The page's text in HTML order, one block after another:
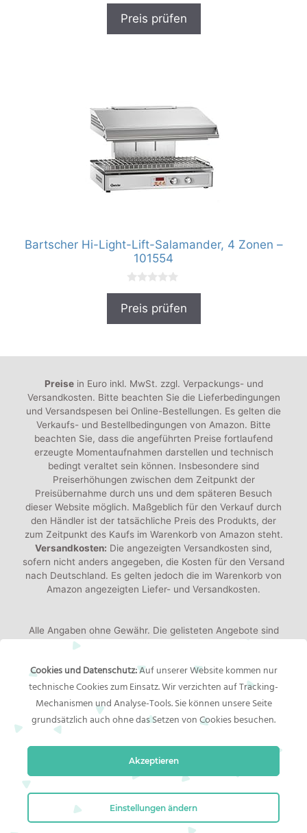
o
Preis prüfen
Bartscher Hi-Light-Lift-Salamander, 4 Zonen –
101554
0
o
Preis prüfen
Preisein Euro inkl. MwSt. zzgl. Verpackungs- und
Versandkosten. Bitte beachten Sie die Lieferbedingungen
und Versandspesen bei Online-Bestellungen. Es gelten die
Verkaufs- und Bestellbedingungen von Amazon. Bitte
beachten Sie, dass die angeführten Preise fortlaufend
erzeugte Momentaufnahmen darstellen und technisch
bedingt veraltet sein können. Insbesondere sind
Preiserhöhungen zwischen dem Zeitpunkt der
Preisübernahme durch uns und dem späteren Besuch
dieser Website möglich. Maßgeblich für den Verkauf durch
den Händler ist der tatsächliche Preis des Produkts, der
zum Zeitpunkt des Kaufs im Warenkorb von Amazon steht.
Versandkosten: Die angezeigten Versandkosten sind,
sofern nicht anders angegeben, die Kosten für den Versand
nach Deutschland. Es gelten jedoch die im Warenkorb von
Amazon angezeigten Liefer- und Versandkosten.
Alle Angaben ohne Gewähr. Die gelisteten Angebote sind
keine verbindlichen Werbeaussagen der Anbieter!
jeweiligen Händler oder Hersteller bereitgestellt. Das
gelieferte Produkt kann von den Bildern abweichen.
Impressum
Datenschutzerklärung
Cookies und Datenschutz:Auf unserer Website kommen nur
technische Cookies zum Einsatz. Wir verzichten auf Tracking-
Mechanismen und Analyse-Tools. Sie können unsere Seite
grundsätzlich auch ohne das Setzen von Cookies besuchen.
Akzeptieren
Einstellungen ändern